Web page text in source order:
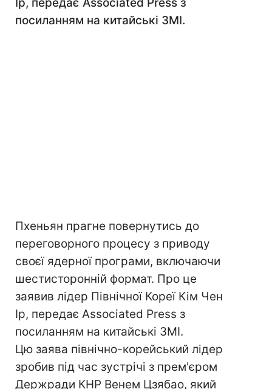
посиланням на китайські ЗМІ.
Пхеньян прагне повернутись до
переговорного процесу з приводу
своєї ядерної програми, включаючи
шестисторонній формат. Про це
заявив лідер Північної Кореї Кім Чен
Ір, передає Associated Press з
посиланням на китайські ЗМІ.
Цю заява північно-корейський лідер
зробив під час зустрічі з прем'єром
Держради КНР Венем Цзябао, який